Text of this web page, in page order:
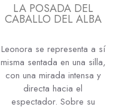
LA POSADA DEL
CABALLO DEL ALBA
Leonora se representa a sí
misma sentada en una silla,
con una mirada intensa y
directa hacia el
espectador. Sobre su